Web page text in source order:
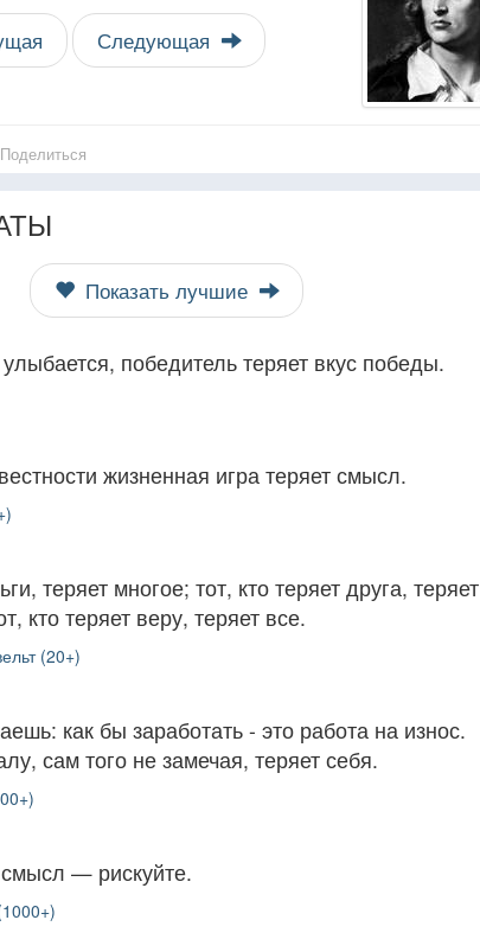
Следующая
Поделиться
Показать лучшие
победитель теряет вкус победы.
жизненная игра теряет смысл.
теряет многое; тот, кто теряет друга, теряет
кто теряет веру, теряет все.
(20+)
как бы заработать - это работа на износ.
сам того не замечая, теряет себя.
— рискуйте.